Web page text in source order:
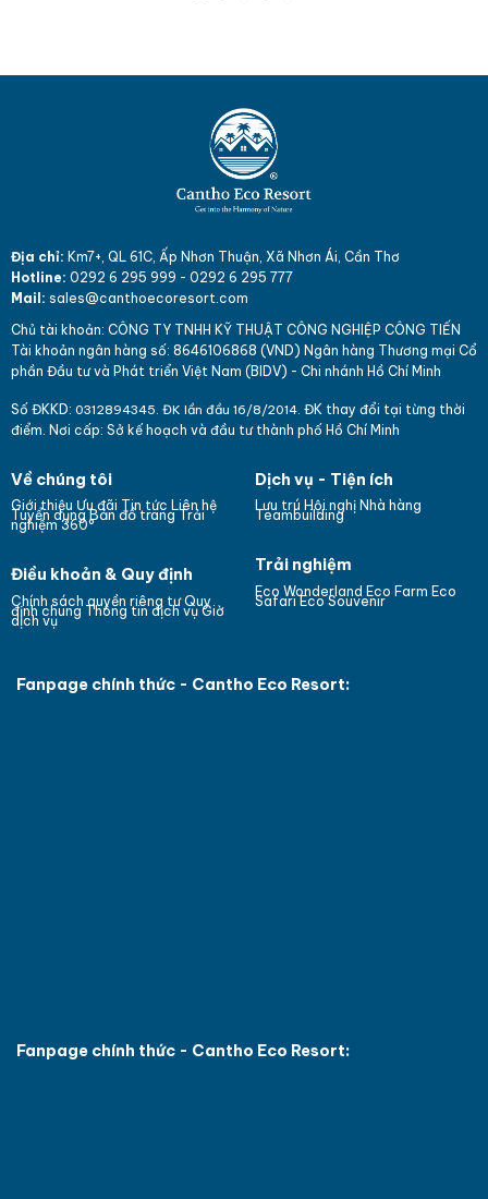
Địa chỉ: Km7+, QL 61C, Ấp Nhơn Thuận, Xã Nhơn Ái, Cần Thơ
Hotline: 0292 6 295 999 - 0292 6 295 777
Mail: sales@canthoecoresort.com
Chủ tài khoản: CÔNG TY TNHH KỸ THUẬT CÔNG NGHIỆP CÔNG TIẾN
Tài khoản ngân hàng số: 8646106868 (VND) Ngân hàng Thương mại Cổ
phần Đầu tư và Phát triển Việt Nam (BIDV) - Chi nhánh Hồ Chí Minh
Số ĐKKD: 0312894345. ĐK lần đầu 16/8/2014. ĐK thay đổi tại từng thời
điểm. Nơi cấp: Sở kế hoạch và đầu tư thành phố Hồ Chí Minh
Về chúng tôi
Giới thiệu Ưu đãi Tin tức Liên hệ
Tuyển dụng Bản đồ trang Trải
nghiệm 360°
Điều khoản & Quy định
Chính sách quyền riêng tư Quy
định chung Thông tin dịch vụ Giờ
dịch vụ
Dịch vụ - Tiện ích
Lưu trú Hội nghị Nhà hàng
Teambuilding
Trải nghiệm
Eco Wonderland Eco Farm Eco
SafariEco Souvenir
Fanpage chính thức - Cantho Eco Resort:
Fanpage chính thức - Cantho Eco Resort: